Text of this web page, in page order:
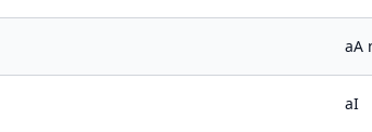
aA
aI